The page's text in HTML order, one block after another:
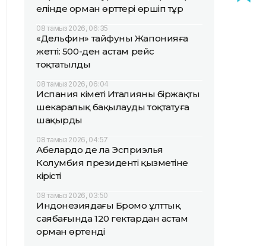
елінде орман өрттері өршіп тұр
08 тамыз 2026, 06:35
«Дельфин» тайфуны Жапонияға
жетті: 500-ден астам рейс
тоқтатылды
08 тамыз 2026, 06:04
Испания үкіметі Италияны біржақты
шекаралық бақылауды тоқтатуға
шақырды
08 тамыз 2026, 04:57
Абелардо де ла Эсприэлья
Колумбия президенті қызметіне
кірісті
08 тамыз 2026, 03:50
Индонезиядағы Бромо ұлттық
саябағында 120 гектардан астам
орман өртенді